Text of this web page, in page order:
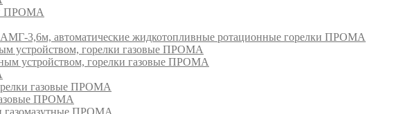
ПРОМА
3,6м, автоматические жидкотопливные ротационные горелки ПРОМА
устройством, горелки газовые ПРОМА
устройством, горелки газовые ПРОМА
газовые ПРОМА
ПРОМА
ПРОМА